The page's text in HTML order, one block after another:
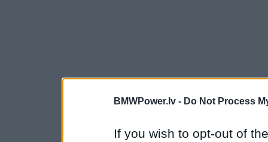
BMWPower.lv - Do Not Process
If you wish to opt-out of